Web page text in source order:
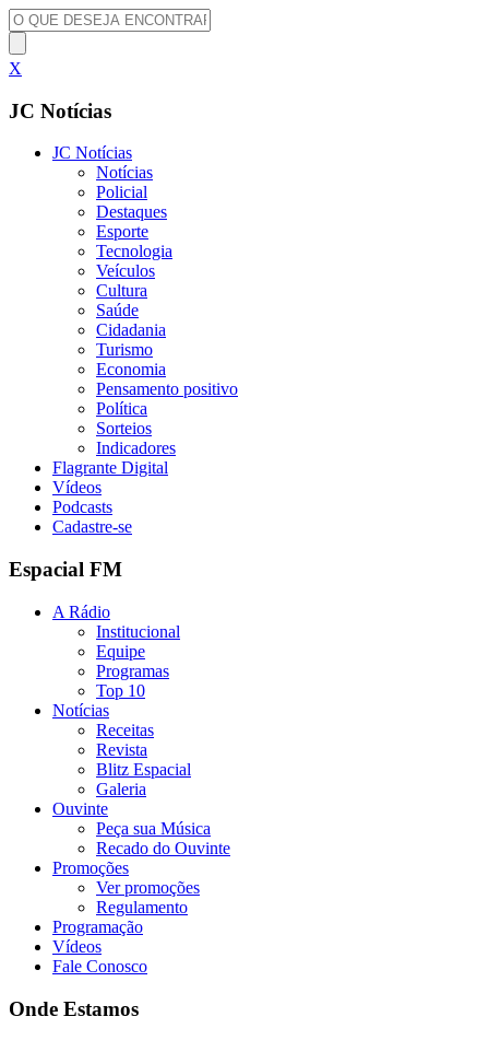
X
JC Notícias
JC Notícias
Notícias
Policial
Destaques
Esporte
Tecnologia
Veículos
Cultura
Saúde
Cidadania
Turismo
Economia
Pensamento positivo
Política
Sorteios
Indicadores
Flagrante Digital
Vídeos
Podcasts
Cadastre-se
Espacial FM
A Rádio
Institucional
Equipe
Programas
Top 10
Notícias
Receitas
Revista
Blitz Espacial
Galeria
Ouvinte
Peça sua Música
Recado do Ouvinte
Promoções
Ver promoções
Regulamento
Programação
Vídeos
Fale Conosco
Onde Estamos